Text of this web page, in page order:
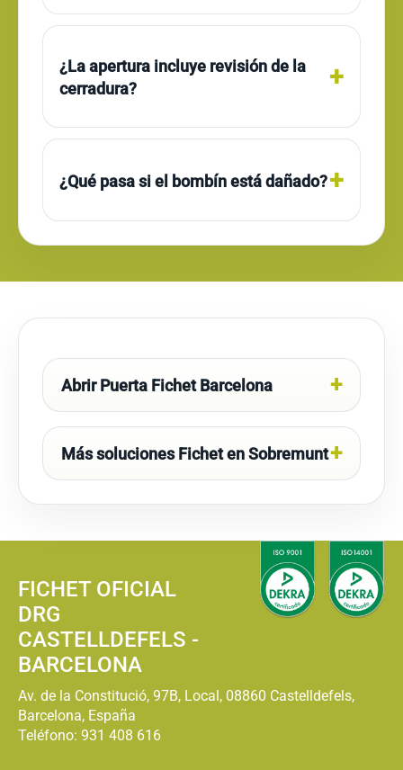
¿La apertura incluye revisión de la
cerradura?
¿Qué pasa si el bombín está dañado?
Abrir Puerta Fichet Barcelona
Más soluciones Fichet en Sobremunt
FICHET OFICIAL
DRG
CASTELLDEFELS -
BARCELONA
Av. de la Constitució, 97B, Local, 08860 Castelldefels,
Barcelona, España
Teléfono: 931 408 616